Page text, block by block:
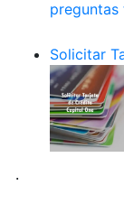
preguntas
Solicitar
.